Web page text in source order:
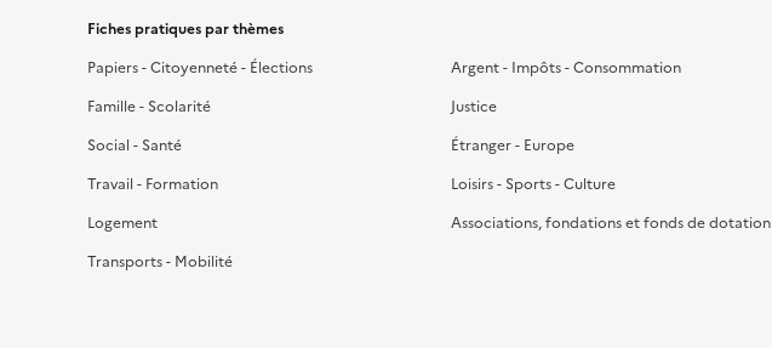
Fiches pratiques par thèmes
Papiers - Citoyenneté - Élections
Famille - Scolarité
Social - Santé
Travail - Formation
Logement
Transports - Mobilité
Argent - Impôts - Consommation
Justice
Étranger - Europe
Loisirs - Sports - Culture
Associations, fondations et fonds de dotation